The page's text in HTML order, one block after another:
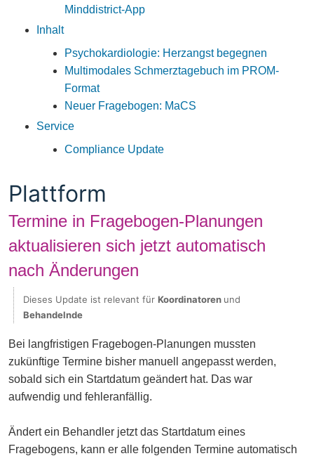
Minddistrict-App
Inhalt
Psychokardiologie: Herzangst begegnen
Multimodales Schmerztagebuch im PROM-
Format
Neuer Fragebogen: MaCS
Service
Compliance Update
Plattform
Termine in Fragebogen-Planungen
aktualisieren sich jetzt automatisch
nach Änderungen
Dieses Update ist relevant für Koordinatoren und
Behandelnde
Bei langfristigen Fragebogen-Planungen mussten
zukünftige Termine bisher manuell angepasst werden,
sobald sich ein Startdatum geändert hat. Das war
aufwendig und fehleranfällig.
Ändert ein Behandler jetzt das Startdatum eines
Fragebogens, kann er alle folgenden Termine automatisch